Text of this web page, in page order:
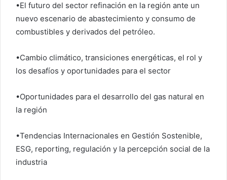
•El futuro del sector refinación en la región ante un
nuevo escenario de abastecimiento y consumo de
combustibles y derivados del petróleo.
•Cambio climático, transiciones energéticas, el rol y
los desafíos y oportunidades para el sector
•Oportunidades para el desarrollo del gas natural en
la región
•Tendencias Internacionales en Gestión Sostenible,
ESG, reporting, regulación y la percepción social de la
industria